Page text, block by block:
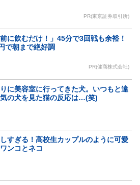
PR(東京証券取引所)
前に飲むだけ！」45分で3回戦も余裕！
で朝まで絶好調
PR(健商株式会社)
に美容室に行ってきた犬。いつもと違
の犬を見た猫の反応は…(笑)
すぎる！高校生カップルのように可愛
ンコとネコ